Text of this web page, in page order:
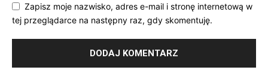
Zapisz moje nazwisko, adres e-mail i stronę internetową w
tej przeglądarce na następny raz, gdy skomentuję.